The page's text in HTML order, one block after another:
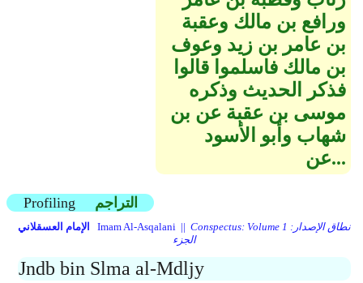
ورافع بن مالك وعقبة
بن عامر بن زيد وعوف
بن مالك فاسلموا قالوا
فذكر الحديث وذكره
موسى بن عقبة عن بن
شهاب وأبو الأسود
عن...
Profiling التراجم
الإمام العسقلاني Imam Al-Asqalani || Conspectus: Volume 1 نطاق الإصدار:
الجزء
Jndb bin Slma al-Mdljy